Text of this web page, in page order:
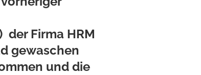
der Firma HRM
gewaschen
und die